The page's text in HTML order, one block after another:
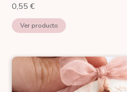
0,55 €
Ver producto